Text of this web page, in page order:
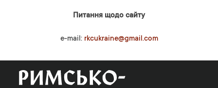
Питання щодо сайту
e-mail: rkcukraine@gmail.com